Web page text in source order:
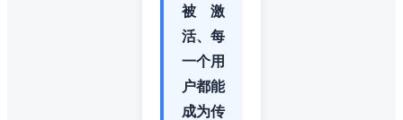
被激
活、每
一个用
户都能
成为传